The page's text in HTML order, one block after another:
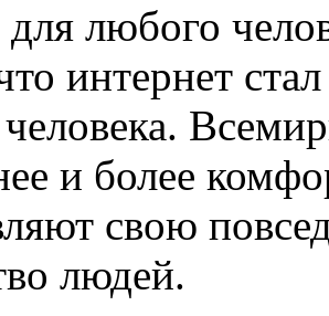
любого
интернет
и более
свою
людей.